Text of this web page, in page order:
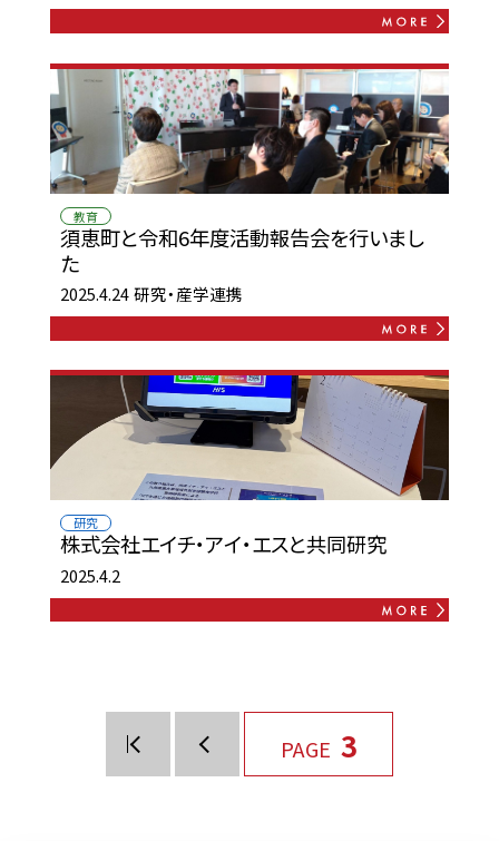
教育
須恵町と令和6年度活動報告会を行いまし
た
2025.4.24 研究・産学連携
研究
株式会社エイチ・アイ・エスと共同研究
2025.4.2
3